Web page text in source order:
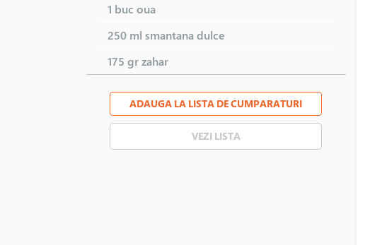
1 buc oua
250 ml smantana dulce
175 grzahar
ADAUGA LA LISTA DE CUMPARATURI
VEZI LISTA